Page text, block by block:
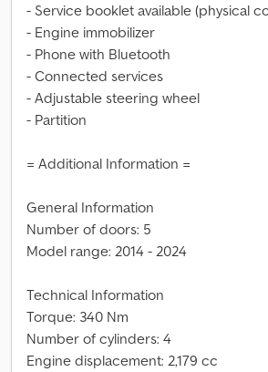
- Service booklet available (physical
- Engine immobilizer
- Phone with Bluetooth
- Connected services
- Adjustable steering wheel
- Partition
= Additional Information =
General Information
Number of doors: 5
Model range: 2014 - 2024
Technical Information
Torque: 340 Nm
Number of cylinders: 4
Engine displacement: 2,179 cc